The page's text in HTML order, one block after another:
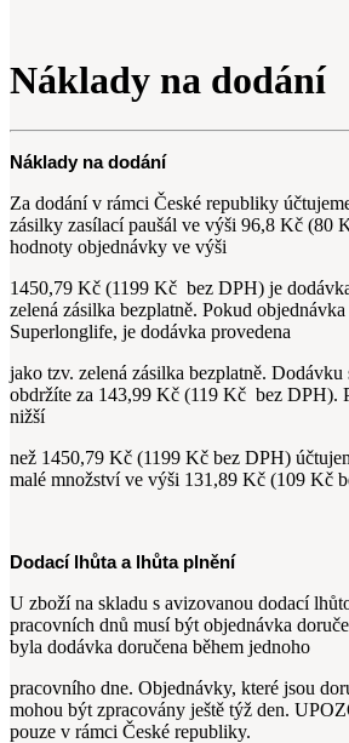
Náklady na dodání
Náklady na dodání
Za dodání v rámci České republiky
zásilky zasílací paušál ve výši 96,8 Kč (80
hodnoty objednávky ve výši
1450,79 Kč (1199 Kč bez DPH) je
zelená zásilka bezplatně. Pokud
Superlonglife, je dodávka provedena
jako tzv. zelená zásilka bezplatně. Dodávku
obdržíte za 143,99 Kč (119 Kč bez DPH).
nižší
než 1450,79 Kč (1199 Kč bez DPH)
malé množství ve výši 131,89 Kč (109 Kč
Dodací lhůta a lhůta plnění
U zboží na skladu s avizovanou dodací
pracovních dnů musí být objednávka
byla dodávka doručena během jednoho
pracovního dne. Objednávky, které jsou
mohou být zpracovány ještě týž den.
pouze v rámci České republiky.